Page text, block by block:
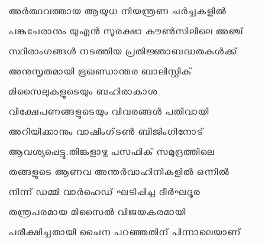
അർത്ഥവത്തായ ആയുധ നിയന്ത്രണ ചർച്ചകളിൽ
പങ്കുചേരാനും യുഎൻ സുരക്ഷാ കൗൺസിലിലെ അഞ്ച്
സ്ഥിരാംഗങ്ങൾ നടത്തിയ പ്രതിജ്ഞാബദ്ധതകൾക്ക്
അനുസൃതമായി ഭൂഖണ്ഡാന്തര ബാലിസ്റ്റിക്
മിസൈലുകളുടെയും ബഹിരാകാശ
വിക്ഷേപണങ്ങളുടെയും വിവരങ്ങൾ പതിവായി
അറിയിക്കാനും വാഷിംഗ്ടൺ ബീജിംഗിനോട്
ആവശ്യപ്പെട്ടു.തിങ്കളാഴ്ച പസഫിക് സമുദ്രത്തിലെ
തങ്ങളുടെ ആണവ അന്തർവാഹിനികളിൽ ഒന്നിൽ
നിന്ന് ഡമ്മി വാർഹെഡ് ഘടിപ്പിച്ച ദീർഘദൂര
തന്ത്രപരമായ മിസൈൽ വിജയകരമായി
പരീക്ഷിച്ചതായി ചൈന പറഞ്ഞതിന് പിന്നാലെയാണ്